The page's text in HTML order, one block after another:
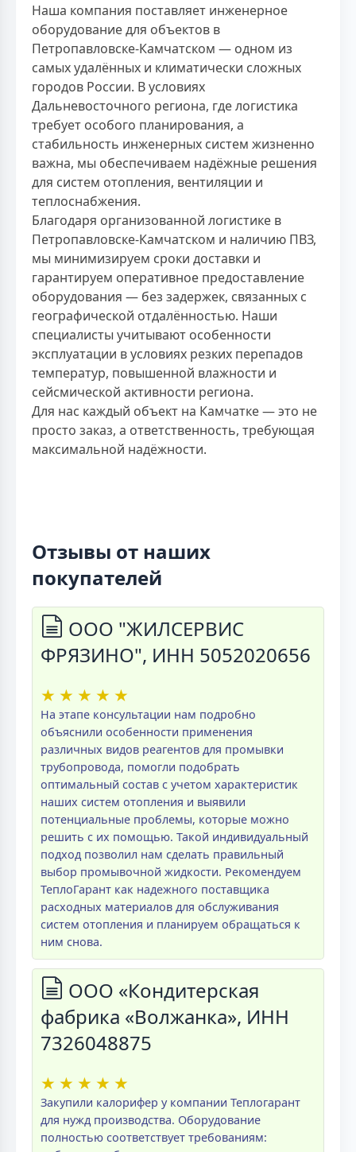
Наша компания поставляет инженерное
оборудование для объектов в
Петропавловске-Камчатском — одном из
самых удалённых и климатически сложных
городов России. В условиях
Дальневосточного региона, где логистика
требует особого планирования, а
стабильность инженерных систем жизненно
важна, мы обеспечиваем надёжные решения
для систем отопления, вентиляции и
теплоснабжения.
Благодаря организованной логистике в
Петропавловске-Камчатском и наличию ПВЗ,
мы минимизируем сроки доставки и
гарантируем оперативное предоставление
оборудования — без задержек, связанных с
географической отдалённостью. Наши
специалисты учитывают особенности
эксплуатации в условиях резких перепадов
температур, повышенной влажности и
сейсмической активности региона.
Для нас каждый объект на Камчатке — это не
просто заказ, а ответственность, требующая
максимальной надёжности.
Отзывы от наших
покупателей
ООО "ЖИЛСЕРВИС
ФРЯЗИНО", ИНН 5052020656
★ ★ ★ ★ ★
На этапе консультации нам подробно
объяснили особенности применения
различных видов реагентов для промывки
трубопровода, помогли подобрать
оптимальный состав с учетом характеристик
наших систем отопления и выявили
потенциальные проблемы, которые можно
решить с их помощью. Такой индивидуальный
подход позволил нам сделать правильный
выбор промывочной жидкости. Рекомендуем
ТеплоГарант как надежного поставщика
расходных материалов для обслуживания
систем отопления и планируем обращаться к
ним снова.
ООО «Кондитерская
фабрика «Волжанка», ИНН
7326048875
★ ★ ★ ★ ★
Закупили калорифер у компании Теплогарант
для нужд производства. Оборудование
полностью соответствует требованиям: